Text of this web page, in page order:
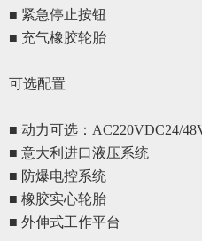
■ 紧急停止按钮
■ 充气橡胶轮胎
可选配置
■ 动力可选：AC220VDC24/
■ 意大利进口液压系统
■ 防爆电控系统
■ 橡胶实心轮胎
■ 外伸式工作平台